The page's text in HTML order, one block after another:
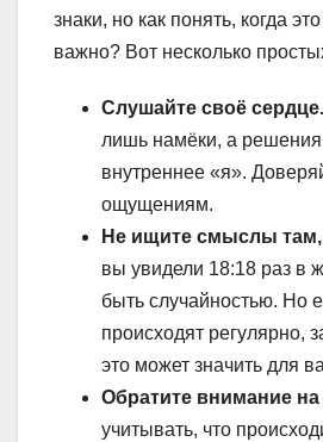
знаки, но как понять, когда
важно? Вот несколько
Слушайте своё сердце.
лишь намёки, а
внутреннее «я».
ощущениям.
Не ищите смыслы там,
вы увидели 18:18 раз в
быть случайностью. Но
происходят регулярно,
это может значить для
Обратите внимание на
учитывать, что